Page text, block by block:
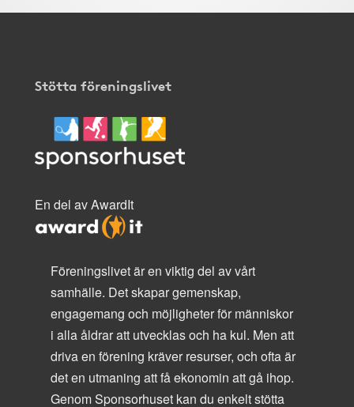
Stötta föreningslivet
En del av AwardIt
Föreningslivet är en viktig del av vårt
samhälle. Det skapar gemenskap,
engagemang och möjligheter för människor
i alla åldrar att utvecklas och ha kul. Men att
driva en förening kräver resurser, och ofta är
det en utmaning att få ekonomin att gå ihop.
Genom Sponsorhuset kan du enkelt stötta